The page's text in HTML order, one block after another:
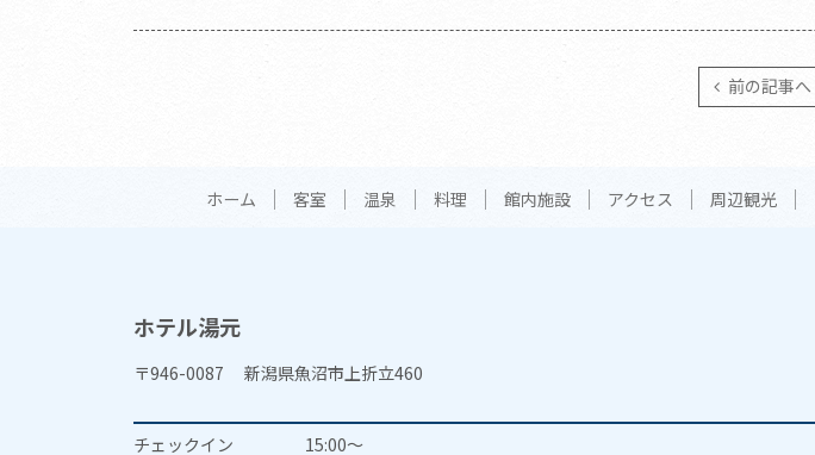
前の記事へ
ホーム 客室 温泉 料理 館内施設 アクセス 周辺観光
ホテル湯元
〒946-0087 新潟県魚沼市上折立460
チェックイン 15:00～